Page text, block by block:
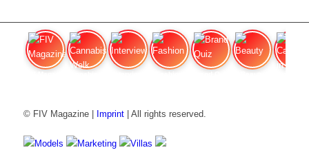
© FIV Magazine | Imprint| All rights reserved.
Models Marketing Villas